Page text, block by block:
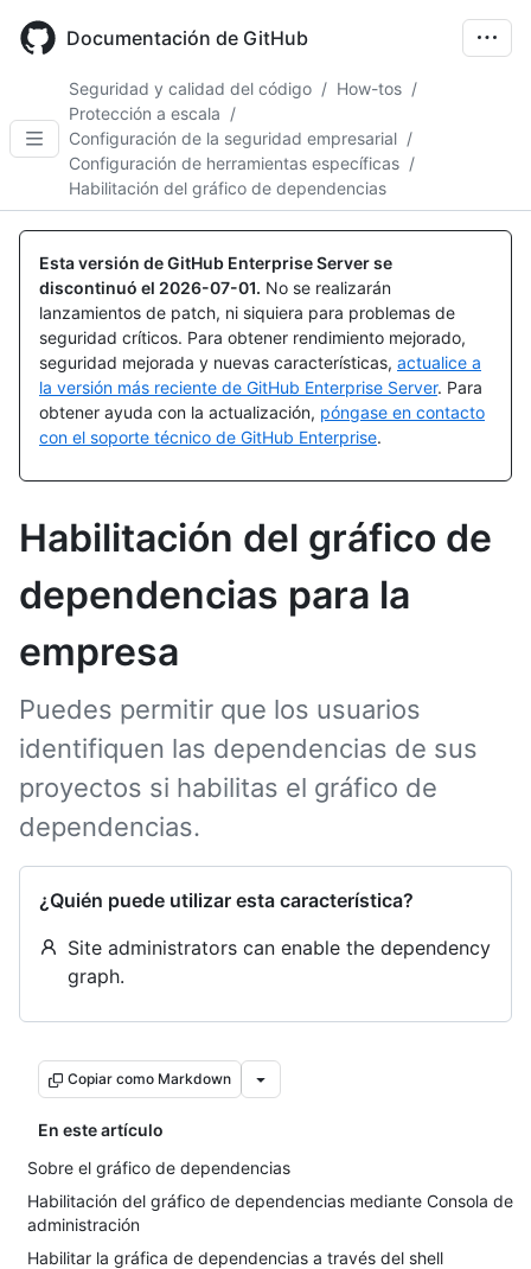
main
Documentación de GitHub
Seguridad y calidad del código / How-tos /
Protección a escala /
Configuración de la seguridad empresarial /
Configuración de herramientas específicas /
Habilitación del gráfico de dependencias
Esta versión de GitHub Enterprise Server se
discontinuó el 2026-07-01. No se realizarán
lanzamientos de patch, ni siquiera para problemas de
seguridad críticos. Para obtener rendimiento mejorado,
seguridad mejorada y nuevas características, actualice a
la versión más reciente de GitHub Enterprise Server. Para
obtener ayuda con la actualización, póngase en contacto
con el soporte técnico de GitHub Enterprise.
Habilitación del gráfico de
dependencias para la
empresa
Puedes permitir que los usuarios
identifiquen las dependencias de sus
proyectos si habilitas el gráfico de
dependencias.
¿Quién puede utilizar esta característica?
Site administrators can enable the dependency
graph.
Copiar como Markdown
En este artículo
Sobre el gráfico de dependencias
Habilitación del gráfico de dependencias mediante Consola de
administración
Habilitar la gráfica de dependencias a través del shell